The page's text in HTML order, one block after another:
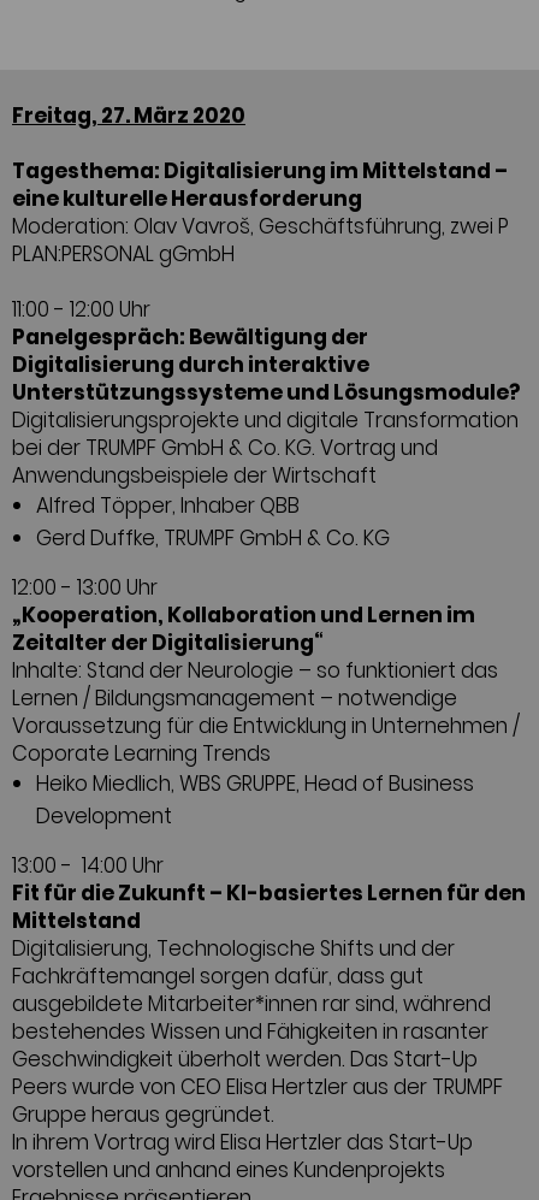
Freitag, 27. März 2020
Tagesthema: Digitalisierung im Mittelstand –
eine kulturelle Herausforderung
Moderation: Olav Vavroš, Geschäftsführung, zwei P
PLAN:PERSONAL gGmbH
11:00 - 12:00 Uhr
Panelgespräch: Bewältigung der
Digitalisierung durch interaktive
Unterstützungssysteme und Lösungsmodule?
Digitalisierungsprojekte und digitale Transformation
bei der TRUMPF GmbH & Co. KG. Vortrag und
Anwendungsbeispiele der Wirtschaft
Alfred Töpper, Inhaber QBB
Gerd Duffke, TRUMPF GmbH & Co. KG
12:00 - 13:00 Uhr
„Kooperation, Kollaboration und Lernen im
Zeitalter der Digitalisierung“
Inhalte: Stand der Neurologie – so funktioniert das
Lernen / Bildungsmanagement – notwendige
Voraussetzung für die Entwicklung in Unternehmen /
Coporate Learning Trends
Heiko Miedlich, WBS GRUPPE, Head of Business
Development
13:00 - 14:00 Uhr
Fit für die Zukunft – KI-basiertes Lernen für den
Mittelstand
Digitalisierung, Technologische Shifts und der
Fachkräftemangel sorgen dafür, dass gut
ausgebildete Mitarbeiter*innen rar sind, während
bestehendes Wissen und Fähigkeiten in rasanter
Geschwindigkeit überholt werden. Das Start-Up
Peers wurde von CEO Elisa Hertzler aus der TRUMPF
Gruppe heraus gegründet.
In ihrem Vortrag wird Elisa Hertzler das Start-Up
vorstellen und anhand eines Kundenprojekts